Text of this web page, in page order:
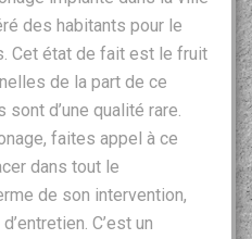
des habitants pour le
Cet état de fait est le fruit
de la part de ce
d’une qualité rare.
faites appel à ce
dans tout le
de son intervention,
C’est un